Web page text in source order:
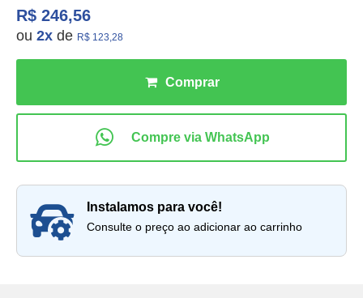
R$ 246,56
ou 2x de R$ 123,28
instalamos para você!
Consulte o preço ao adicionar ao carrinho